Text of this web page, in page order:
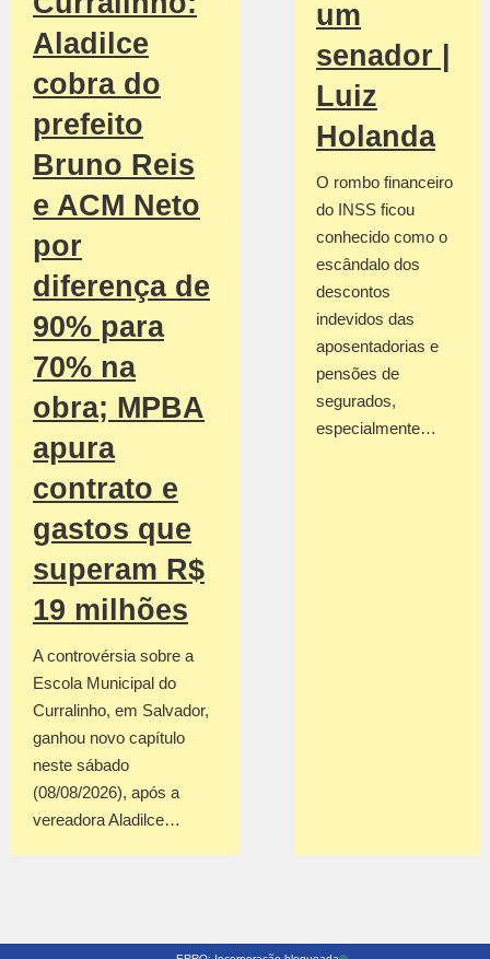
Aladilce
cobra do
prefeito
Bruno Reis
e ACM Neto
por
diferença de
90% para
70% na
obra; MPBA
apura
contrato e
gastos que
superam R$
19 milhões
A controvérsia sobre a
Escola Municipal do
Curralinho, em Salvador,
ganhou novo capítulo
neste sábado
(08/08/2026), após a
vereadora Aladilce…
um
senador |
Luiz
Holanda
O rombo financeiro
do INSS ficou
conhecido como o
escândalo dos
descontos
indevidos das
aposentadorias e
pensões de
segurados,
especialmente…